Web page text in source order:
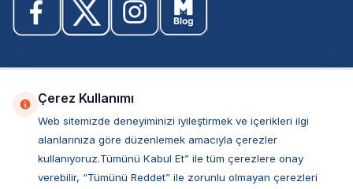
Önemli Bilgiler
Sık Sorulan Sorular
Aydınlatma ve Açık Rıza Metni
Çerez Politikası
Çerez Kullanımı
Web sitemizde deneyiminizi iyileştirmek ve içerikleri ilgi
alanlarınıza göre düzenlemek amacıyla çerezler
kullanıyoruz.Tümünü Kabul Et” ile tüm çerezlere onay
verebilir, “Tümünü Reddet” ile zorunlu olmayan çerezleri